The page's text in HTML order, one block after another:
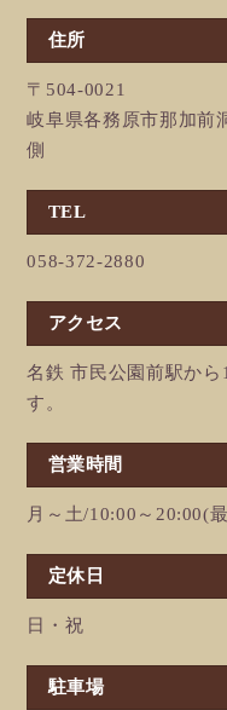
住所
〒504-0021
岐阜県各務原市那加前
側
TEL
058-372-2880
アクセス
名鉄 市民公園前駅から
す。
営業時間
月～土/10:00～20:00(
定休日
日・祝
駐車場